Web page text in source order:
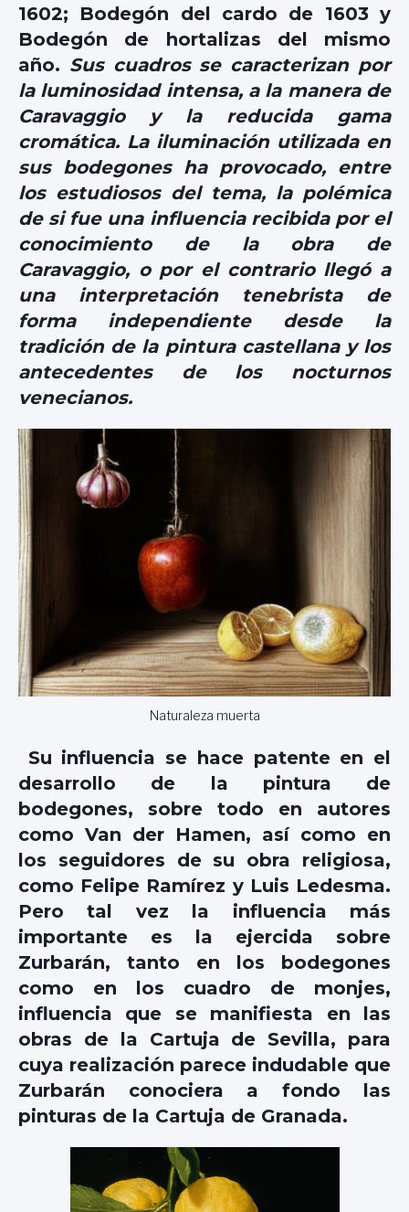
1602; Bodegón del cardo de 1603 y
Bodegón de hortalizas del mismo
año. Sus cuadros se caracterizan por
la luminosidad intensa, a la manera de
Caravaggio y la reducida gama
cromática. La iluminación utilizada en
sus bodegones ha provocado, entre
los estudiosos del tema, la polémica
de si fue una influencia recibida por el
conocimiento de la obra de
Caravaggio, o por el contrario llegó a
una interpretación tenebrista de
forma independiente desde la
tradición de la pintura castellana y los
antecedentes de los nocturnos
venecianos.
Naturaleza muerta
Su influencia se hace patente en el
desarrollo de la pintura de
bodegones, sobre todo en autores
como Van der Hamen, así como en
los seguidores de su obra religiosa,
como Felipe Ramírez y Luis Ledesma.
Pero tal vez la influencia más
importante es la ejercida sobre
Zurbarán, tanto en los bodegones
como en los cuadro de monjes,
influencia que se manifiesta en las
obras de la Cartuja de Sevilla, para
cuya realización parece indudable que
Zurbarán conociera a fondo las
pinturas de la Cartuja de Granada.